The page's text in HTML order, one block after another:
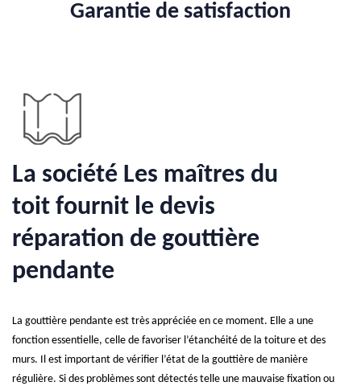
Garantie de satisfaction
La société Les maîtres du
toit fournit le devis
réparation de gouttière
pendante
La gouttière pendante est très appréciée en ce moment. Elle a une
fonction essentielle, celle de favoriser l’étanchéité de la toiture et des
murs. Il est important de vérifier l’état de la gouttière de manière
régulière. Si des problèmes sont détectés telle une mauvaise fixation ou